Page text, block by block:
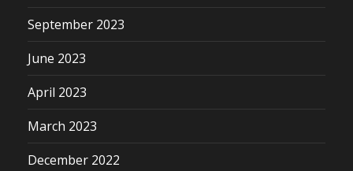
September 2023
June 2023
April 2023
March 2023
December 2022